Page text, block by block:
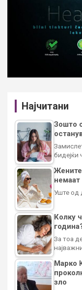
Најчитани
Зошто
бидејќи
немаат
Уште од
Колку
За тоа
Марко
зло